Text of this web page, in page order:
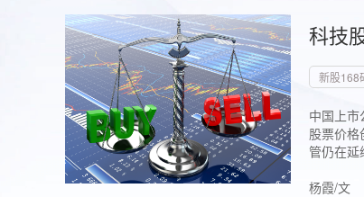
科技
新股168
中国上
股票价
管仍在延
杨霞/文